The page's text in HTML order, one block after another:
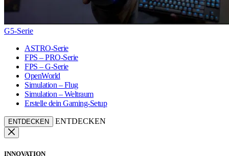
G5-Serie
ASTRO-Serie
FPS – PRO-Serie
FPS – G-Serie
OpenWorld
Simulation – Flug
Simulation – Weltraum
Erstelle dein Gaming-Setup
ENTDECKEN ENTDECKEN
INNOVATION